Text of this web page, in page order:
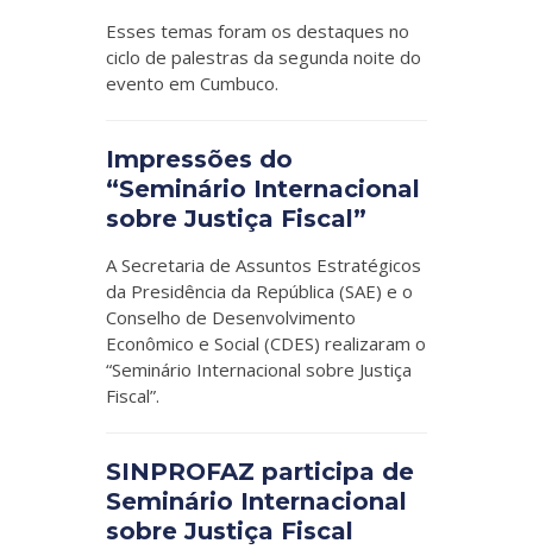
Esses temas foram os destaques no
ciclo de palestras da segunda noite do
evento em Cumbuco.
Impressões do
“Seminário Internacional
sobre Justiça Fiscal”
A Secretaria de Assuntos Estratégicos
da Presidência da República (SAE) e o
Conselho de Desenvolvimento
Econômico e Social (CDES) realizaram o
“Seminário Internacional sobre Justiça
Fiscal”.
SINPROFAZ participa de
Seminário Internacional
sobre Justiça Fiscal